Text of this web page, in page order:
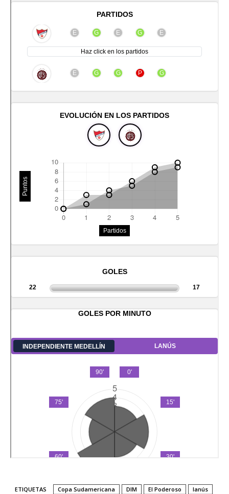
ETIQUETAS Copa Sudamericana DIM El Poderoso
lanús